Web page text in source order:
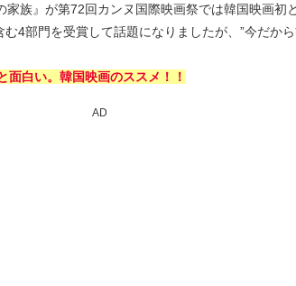
族』が第72回カンヌ国際映画祭では韓国映画初
4部門を受賞して話題になりましたが、”今だか
白い。韓国映画のススメ！！
AD